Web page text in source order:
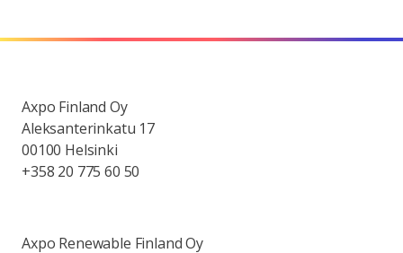
Axpo Finland Oy
Aleksanterinkatu 17
00100 Helsinki
+358 20 775 60 50
Axpo Renewable Finland Oy